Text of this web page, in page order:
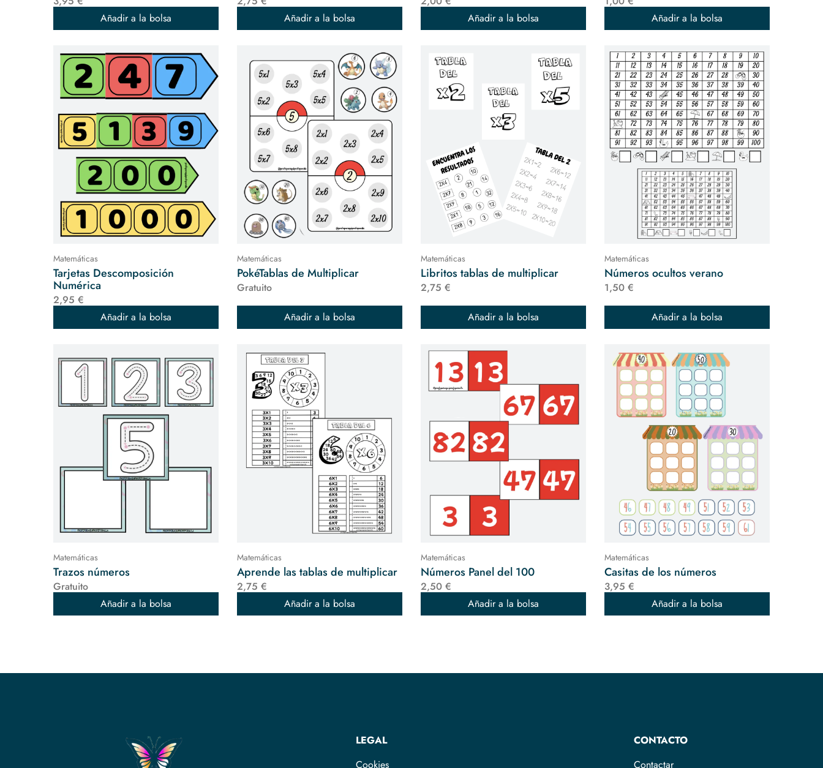
Añadir a la bolsa
Añadir a la bolsa
Añadir a la bolsa
Añadir a la bolsa
Matemáticas
Tarjetas Descomposición
Numérica
2,95 €
Añadir a la bolsa
Matemáticas
PokéTablas de Multiplicar
Gratuito
Añadir a la bolsa
Matemáticas
Libritos tablas de multiplicar
2,75 €
Añadir a la bolsa
Matemáticas
Números ocultos verano
1,50 €
Añadir a la bolsa
Matemáticas
Trazos números
Gratuito
Añadir a la bolsa
Matemáticas
Aprende las tablas de multiplicar
2,75 €
Añadir a la bolsa
Matemáticas
Números Panel del 100
2,50 €
Añadir a la bolsa
Matemáticas
Casitas de los números
3,95 €
Añadir a la bolsa
LEGAL
Cookies
CONTACTO
Contactar